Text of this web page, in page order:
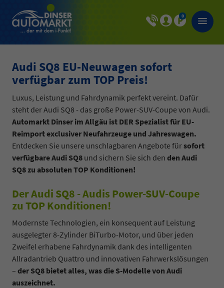
0
Audi SQ8 EU-Neuwagen sofort
verfügbar zum TOP Preis!
Luxus, Leistung und Fahrdynamik perfekt vereint. Dafür
steht der Audi SQ8 - das große Power-SUV-Coupe von Audi.
Automarkt Dinser im Allgäu ist DER Spezialist für EU-
Reimport exclusiver Neufahrzeuge und Jahreswagen.
Entdecken Sie unsere unschlagbaren Angebote fürsofort
verfügbare Audi SQ8 und sichern Sie sich den den Audi
SQ8 zu absoluten TOP Konditionen!
Der Audi SQ8 - Audis Power-SUV-Coupe
zu TOP Konditionen!
Modernste Technologien, ein konsequent auf Leistung
ausgelegter 8-Zylinder BiTurbo-Motor, und über jeden
Zweifel erhabene Fahrdynamik dank des intelligenten
Allradantrieb Quattro und innovativen Fahrwerkslösungen
– der SQ8 bietet alles, was die S-Modelle von Audi
auszeichnet.